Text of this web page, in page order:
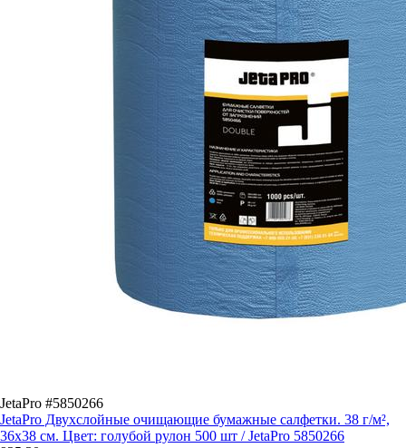
JetaPro #5850266
JetaPro Двухслойные очищающие бумажные салфетки. 38 г/м²,
36х38 см. Цвет: голубой рулон 500 шт / JetaPro 5850266